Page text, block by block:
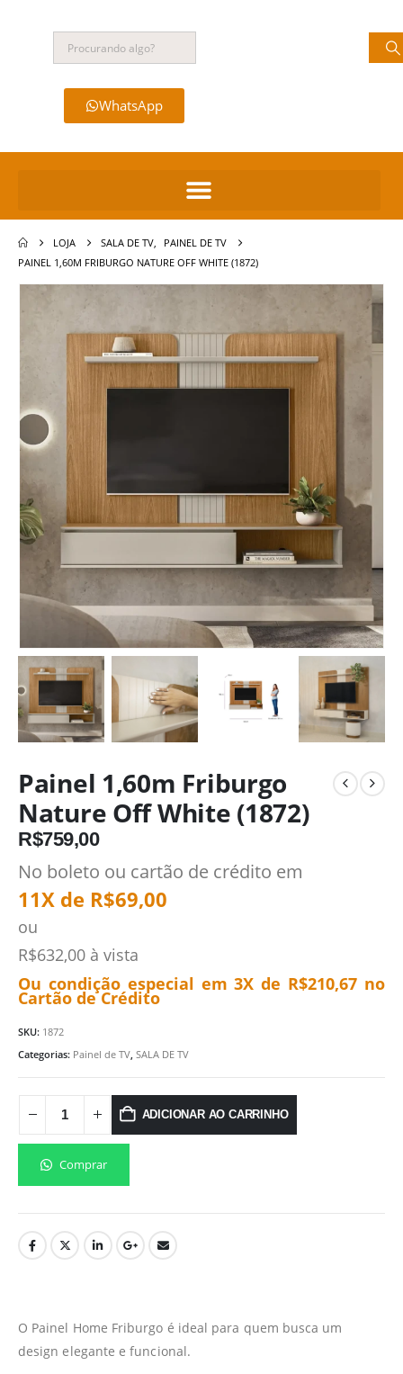
WhatsApp
LOJA SALA DE TV
PAINEL DE TV
PAINEL 1,60M FRIBURGO NATURE OFF WHITE (1872)
Painel 1,60m Friburgo
Nature Off White (1872)
R$759,00
No boleto ou cartão de crédito em
11X de R$69,00
ou
R$632,00 à vista
Ou condição especial em 3X de R$210,67 no
Cartão de Crédito
SKU: 1872
Categorias: Painel de TV, SALA DE TV
ADICIONAR AO CARRINHO
Comprar
O Painel Home Friburgo é ideal para quem busca um
design elegante e funcional.